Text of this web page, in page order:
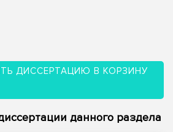
ДИССЕРТАЦИЮ В КОРЗИНУ
данного раздела